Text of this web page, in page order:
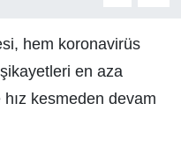
hem koronavirüs
en aza
kesmeden devam